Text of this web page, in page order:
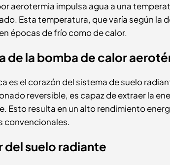
aerotermia impulsa agua a una
Esta temperatura, que varía según la
épocas de frío como de calor.
de la bomba de calor
es el corazón del sistema de suelo
reversible, es capaz de extraer la
Esto resulta en un alto rendimiento
convencionales.
suelo radiante